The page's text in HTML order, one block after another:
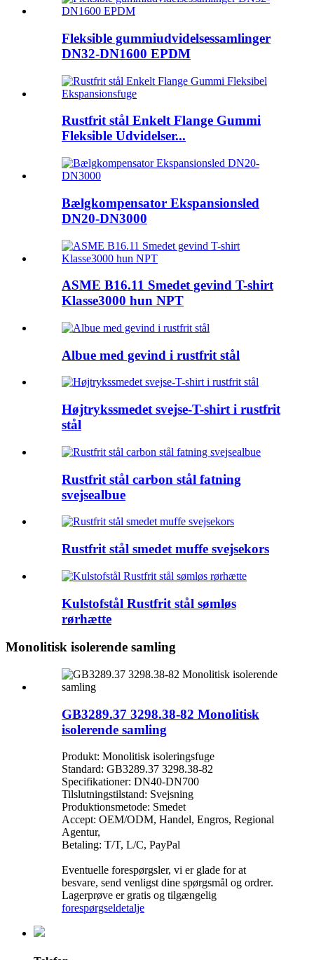
Fleksible gummiudvidelsessamlinger
DN32-DN1600 EPDM
Rustfrit stål Enkelt Flange Gummi
Fleksible Udvidelser...
Bælgkompensator Ekspansionsled
DN20-DN3000
ASME B16.11 Smedet gevind T-shirt
Klasse3000 hun NPT
Albue med gevind i rustfrit stål
Højtrykssmedet svejse-T-shirt i rustfrit
stål
Rustfrit stål carbon stål fatning
svejsealbue
Rustfrit stål smedet muffe svejsekors
Kulstofstål Rustfrit stål sømløs
rørhætte
Monolitisk isolerende samling
GB3289.37 3298.38-82 Monolitisk
isolerende samling
Produkt: Monolitisk isoleringsfuge
Standard: GB3289.37 3298.38-82
Specifikationer: DN40-DN700
Tilslutningstilstand: Svejsning
Produktionsmetode: Smedet
Accept: OEM/ODM, Handel, Engros, Regional
Agentur,
Betaling: T/T, L/C, PayPal
Eventuelle forespørgsler, vi er glade for at
besvare, send venligst dine spørgsmål og ordrer.
Lagerprøve er gratis og tilgængelig
forespørgseldetalje